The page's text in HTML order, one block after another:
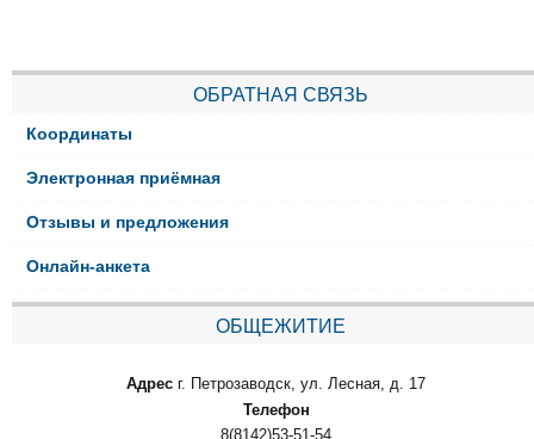
ОБРАТНАЯ СВЯЗЬ
Координаты
Электронная приёмная
Отзывы и предложения
Онлайн-анкета
ОБЩЕЖИТИЕ
Адрес г. Петрозаводск, ул. Лесная, д. 17
Телефон
8(8142)53-51-54